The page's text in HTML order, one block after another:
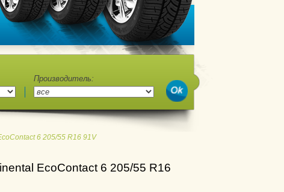
Производитель:
6 205/55 R16 91V
EcoContact 6 205/55 R16